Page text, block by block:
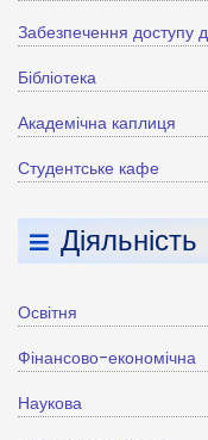
Забезпечення доступу
Бібліотека
Академічна каплиця
Студентське кафе
Діяльність
Освітня
Фінансово-економічна
Наукова